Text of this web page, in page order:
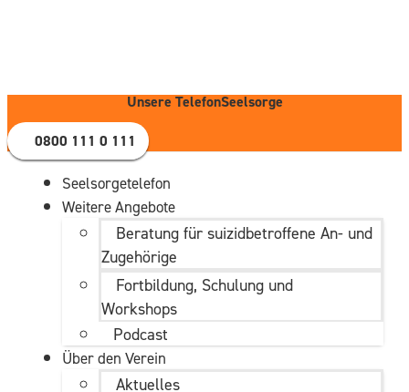
Unsere TelefonSeelsorge
0800 111 0 111
Seelsorgetelefon
Weitere Angebote
Beratung für suizidbetroffene An- und
Zugehörige
Fortbildung, Schulung und
Workshops
Podcast
Über den Verein
Aktuelles